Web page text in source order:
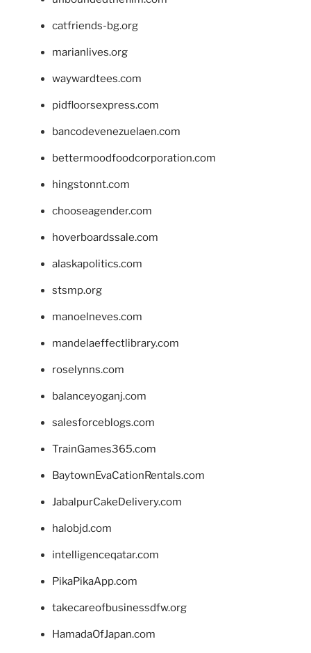
catfriends-bg.org
marianlives.org
waywardtees.com
pidfloorsexpress.com
bancodevenezuelaen.com
bettermoodfoodcorporation.com
hingstonnt.com
chooseagender.com
hoverboardssale.com
alaskapolitics.com
stsmp.org
manoelneves.com
mandelaeffectlibrary.com
roselynns.com
balanceyoganj.com
salesforceblogs.com
TrainGames365.com
BaytownEvaCationRentals.com
JabalpurCakeDelivery.com
halobjd.com
intelligenceqatar.com
PikaPikaApp.com
takecareofbusinessdfw.org
HamadaOfJapan.com